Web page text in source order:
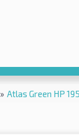
» Atlas Green HP